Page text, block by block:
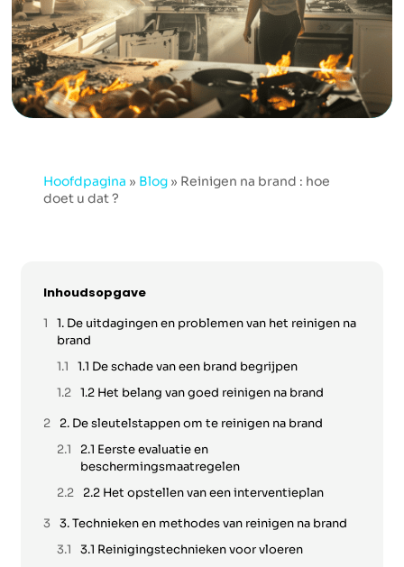
Hoofdpagina » Blog » Reinigen na brand : hoe
doet u dat ?
Inhoudsopgave
1. De uitdagingen en problemen van het reinigen na
brand
1.1 De schade van een brand begrijpen
1.2 Het belang van goed reinigen na brand
2. De sleutelstappen om te reinigen na brand
2.1 Eerste evaluatie en
beschermingsmaatregelen
2.2 Het opstellen van een interventieplan
3. Technieken en methodes van reinigen na brand
3.1 Reinigingstechnieken voor vloeren